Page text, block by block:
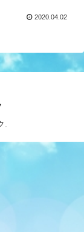
2020.04.02